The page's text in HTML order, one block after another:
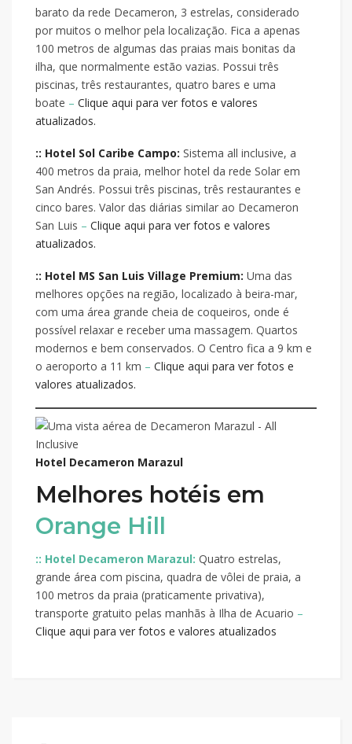
barato da rede Decameron, 3 estrelas, considerado
por muitos o melhor pela localização. Fica a apenas
100 metros de algumas das praias mais bonitas da
ilha, que normalmente estão vazias. Possui três
piscinas, três restaurantes, quatro bares e uma
boate – Clique aqui para ver fotos e valores
atualizados.
:: Hotel Sol Caribe Campo: Sistema all inclusive, a
400 metros da praia, melhor hotel da rede Solar em
San Andrés. Possui três piscinas, três restaurantes e
cinco bares. Valor das diárias similar ao Decameron
San Luis – Clique aqui para ver fotos e valores
atualizados.
:: Hotel MS San Luis Village Premium: Uma das
melhores opções na região, localizado à beira-mar,
com uma área grande cheia de coqueiros, onde é
possível relaxar e receber uma massagem. Quartos
modernos e bem conservados. O Centro fica a 9 km e
o aeroporto a 11 km – Clique aqui para ver fotos e
valores atualizados.
Hotel Decameron Marazul
Melhores hotéis em
Orange Hill
:: Hotel Decameron Marazul: Quatro estrelas,
grande área com piscina, quadra de vôlei de praia, a
100 metros da praia (praticamente privativa),
transporte gratuito pelas manhãs à Ilha de Acuario –
Clique aqui para ver fotos e valores atualizados